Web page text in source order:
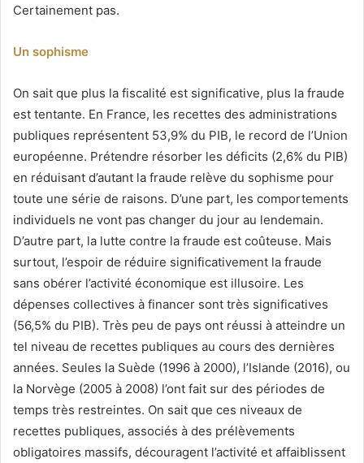
Certainement pas.
Un sophisme
On sait que plus la fiscalité est significative, plus la fraude
est tentante. En France, les recettes des administrations
publiques représentent 53,9% du PIB, le record de l’Union
européenne. Prétendre résorber les déficits (2,6% du PIB)
en réduisant d’autant la fraude relève du sophisme pour
toute une série de raisons. D’une part, les comportements
individuels ne vont pas changer du jour au lendemain.
D’autre part, la lutte contre la fraude est coûteuse. Mais
surtout, l’espoir de réduire significativement la fraude
sans obérer l’activité économique est illusoire. Les
dépenses collectives à financer sont très significatives
(56,5% du PIB). Très peu de pays ont réussi à atteindre un
tel niveau de recettes publiques au cours des dernières
années. Seules la Suède (1996 à 2000), l’Islande (2016), ou
la Norvège (2005 à 2008) l’ont fait sur des périodes de
temps très restreintes. On sait que ces niveaux de
recettes publiques, associés à des prélèvements
obligatoires massifs, découragent l’activité et affaiblissent